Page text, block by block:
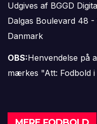
Udgives af BGGD
Dalgas Boulevard 48
Danmark
OBS:Henvendelse på
mærkes "Att: Fodbold